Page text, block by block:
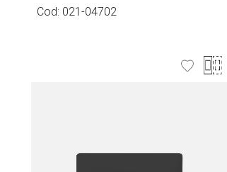
Cod: 021-04702